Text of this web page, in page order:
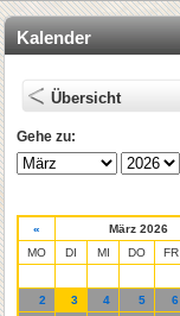
Kalender
Übersicht
Gehe zu:
« März 2026
MO
DI MI DO FR
2
3 4 5 6